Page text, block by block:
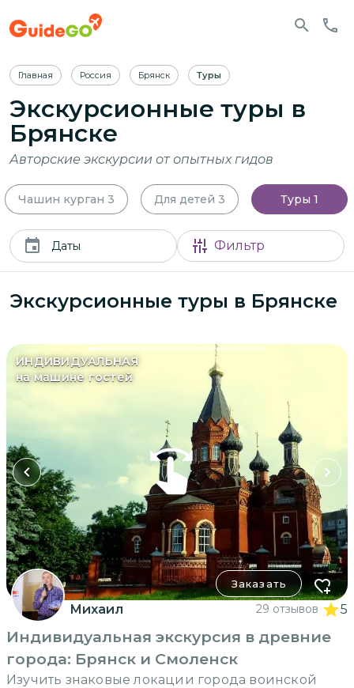
Главная Россия Брянск Туры
Экскурсионные туры в
Брянске
Авторские экскурсии от опытных гидов
Чашин курган 3 Для детей 3 Туры 1
Даты Фильтр
Экскурсионные туры в Брянске
ИНДИВИДУАЛЬНАЯ
на машине гостей
Заказать
Михаил 29 отзывов 5
Индивидуальная экскурсия в древние
города: Брянск и Смоленск
Изучить знаковые локации города воинской